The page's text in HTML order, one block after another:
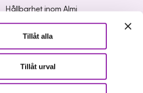
Tillåt alla
Tillåt urval
Hållbarhet inom Almi
Organisation
Media och press